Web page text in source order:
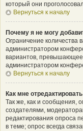
который они
Вернуться к началу
Почему я не могу
Ограничение количества
администратором
вариантов, превышающее
администратором
Вернуться к началу
Как мне
Так же, как и сообщения,
создателями,
редактирования опроса
в теме; опрос всегда